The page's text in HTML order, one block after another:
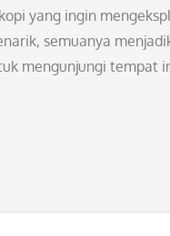
yang ingin
semuanya
mengunjungi tempat